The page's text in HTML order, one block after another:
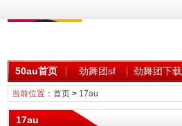
50au首页 劲舞团sf 劲舞团下载
当前位置： 首页> 17au
17au